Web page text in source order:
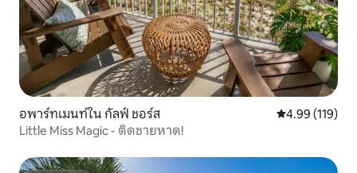
อพาร์ทเมนท์ใน กัลฟ์ ชอร์ส คะแนนเฉลี่ย
4.99 (119)
Little Miss Magic - ติดชายหาด!